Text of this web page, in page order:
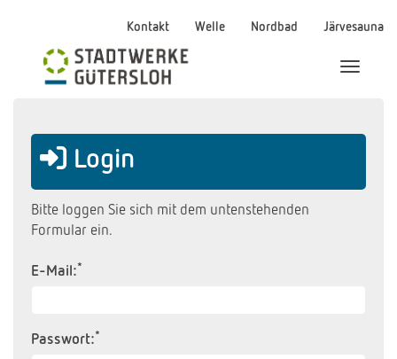
Kontakt Welle Nordbad Järvesauna
Menü
Login
Bitte loggen Sie sich mit dem untenstehenden
Formular ein.
E-Mail:*
Passwort:*